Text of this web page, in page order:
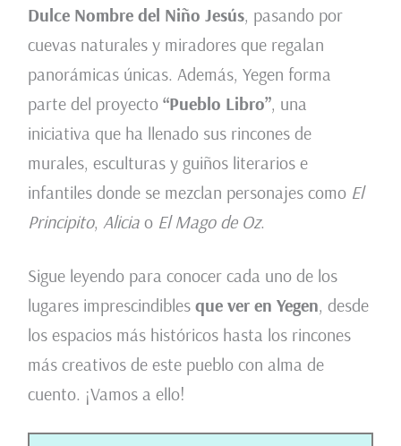
Dulce Nombre del Niño Jesús, pasando por
cuevas naturales y miradores que regalan
panorámicas únicas. Además, Yegen forma
parte del proyecto “Pueblo Libro”, una
iniciativa que ha llenado sus rincones de
murales, esculturas y guiños literarios e
infantiles donde se mezclan personajes como El
Principito, Aliciao El Mago de Oz.
Sigue leyendo para conocer cada uno de los
lugares imprescindibles que ver en Yegen, desde
los espacios más históricos hasta los rincones
más creativos de este pueblo con alma de
cuento. ¡Vamos a ello!